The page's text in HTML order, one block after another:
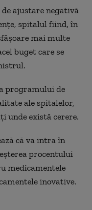
ajustare negativă
spitalul fiind, în
mai multe
buget care se
programului de
ale spitalelor,
unde există cerere.
că va intra în
procentului
medicamentele
inovative.